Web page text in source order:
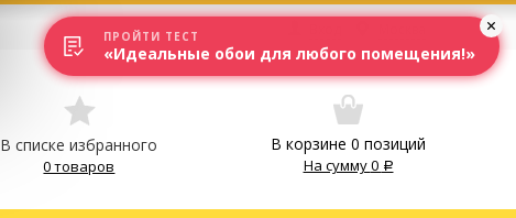
В списке избранного
0 товаров
В корзине 0 позиций
На сумму0
ПРОЙТИ ТЕСТ
«Идеальные обои для любого помещения!»